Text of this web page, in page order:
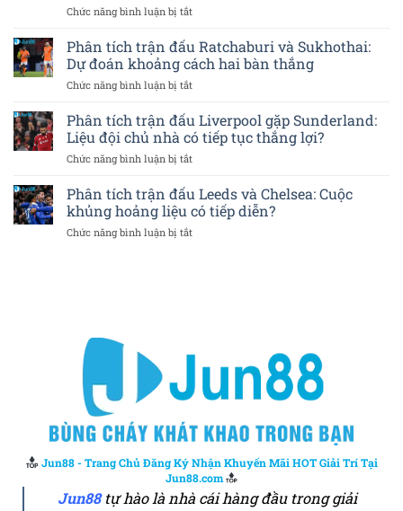
khăn
về
lực
vs
Dự
báo
một
cuộc
tài
sôi
Chức năng bình luận bị tắtở
tích
trận
đấu
Fulham
Crystal
Palace:
Sự
cạnh
quyết
liệt
không
Phân tích trận đấu Ratchaburi và Sukhothai:
Dự đoán khoảng cách hai bàn thắng
Chức năng bình luận bị tắtở
tích
trận
đấu
Ratchaburi
Sukhothai:
Dự
đoán
khoảng
Phân tích trận đấu Liverpool gặp Sunderland:
Liệu đội chủ nhà có tiếp tục thắng lợi?
Chức năng bình luận bị tắtở
tích
trận
đấu
Liverpool
tiếp
tục
thắng
lợi?
Phân tích trận đấu Leeds và Chelsea: Cuộc
khủng hoảng liệu có tiếp diễn?
Chức năng bình luận bị tắtở
Cuộc
khủng
liệu
tiếp
diễn?
Jun88 - Trang Chủ Đăng Ký Nhận Khuyến Mãi HOT Giải Trí Tại
Jun88.com
Jun88tự hào là nhà cái hàng đầu trong giải